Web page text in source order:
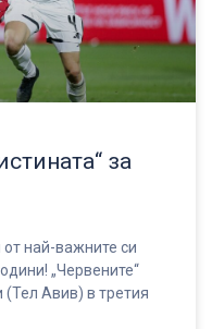
за
най-важните си
„Червените“
(Тел Авив) в третия